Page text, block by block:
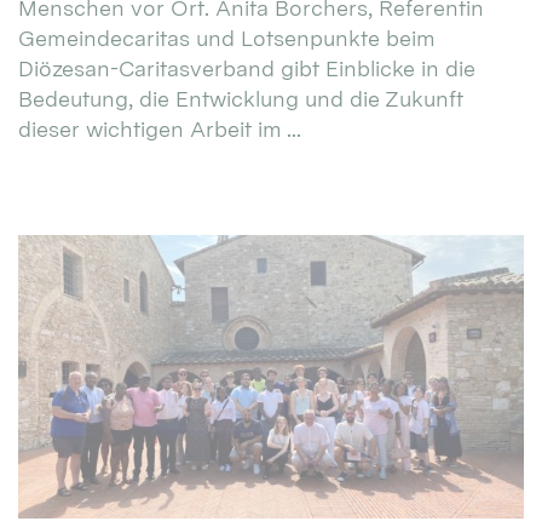
Menschen vor Ort. Anita Borchers, Referentin
Gemeindecaritas und Lotsenpunkte beim
Diözesan-Caritasverband gibt Einblicke in die
Bedeutung, die Entwicklung und die Zukunft
dieser wichtigen Arbeit im ...